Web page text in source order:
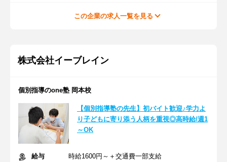
この企業の求人一覧を見る
株式会社イーブレイン
個別指導のone塾 岡本校
【個別指導塾の先生】初バイト歓迎♪学力よ
り子どもに寄り添う人柄を重視◎高時給/週1
～OK
給与
時給1600円～＋交通費一部支給